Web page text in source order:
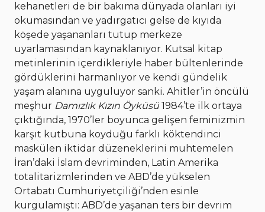
kehanetleri de bir bakıma dünyada olanları iyi
okumasından ve yadırgatıcı gelse de kıyıda
köşede yaşananları tutup merkeze
uyarlamasından kaynaklanıyor. Kutsal kitap
metinlerinin içerdikleriyle haber bültenlerinde
gördüklerini harmanlıyor ve kendi gündelik
yaşam alanına uyguluyor sanki. Ahitler’in öncülü
meşhur Damızlık Kızın Öyküsü 1984’te ilk ortaya
çıktığında, 1970’ler boyunca gelişen feminizmin
karşıt kutbuna koyduğu farklı köktendinci
maskülen iktidar düzeneklerini muhtemelen
İran’daki İslam devriminden, Latin Amerika
totalitarizmlerinden ve ABD’de yükselen
Ortabatı Cumhuriyetçiliği’nden esinle
kurgulamıştı: ABD’de yaşanan ters bir devrim